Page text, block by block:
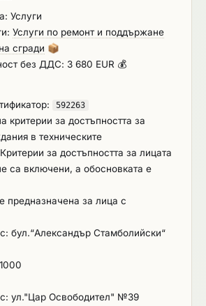
в сгради на Териториално
Националния осигурителен
област (ТП на НОИ– София
шестмесечни и годишни
на абонираната
и аварийни ремонти, както и
дейности осигуряване
резервни части и/или
Обект на абонаментната
климатици, индивидуализирани в
към Техническите спецификации
документация. Абонаментната
се извършва съгласно
изисквания и инструкциите за
установени от производителя на
периода на експлоатация
ѝ натовареност, като целта е
Услуги
Услуги по ремонт и поддържане
сгради 📦
без ДДС: 3 680 EUR 💰
592263
критерии за достъпността за
в техническите
за достъпността за лицата
са включени, а обосновката е
предназначена за лица с
бул.“Александър Стамболийски“
ул."Цар Освободител" №39